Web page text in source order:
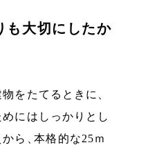
も大切にしたか
をたてるときに
にはしっかりとし
ら
、
本格的な25ｍ